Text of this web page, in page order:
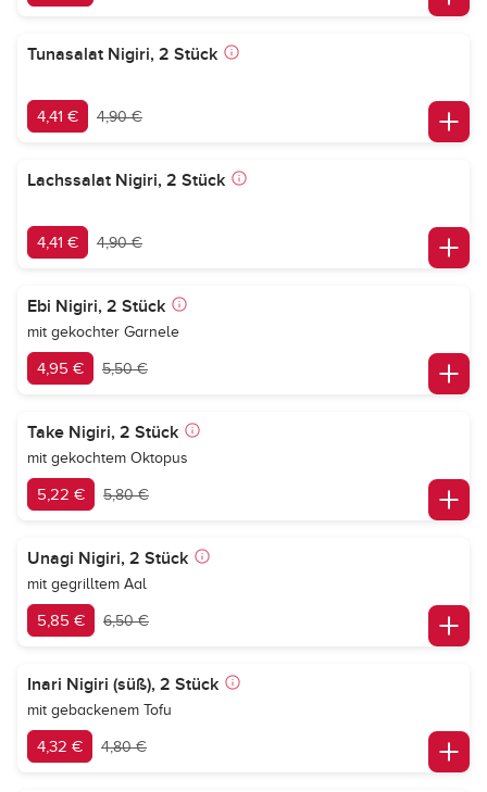
Tunasalat Nigiri, 2 Stück
4,41 € 4,90 €
Lachssalat Nigiri, 2 Stück
4,41 € 4,90 €
Ebi Nigiri, 2 Stück
mit gekochter Garnele
4,95 € 5,50 €
Take Nigiri, 2 Stück
mit gekochtem Oktopus
5,22 € 5,80 €
Unagi Nigiri, 2 Stück
mit gegrilltem Aal
5,85 € 6,50 €
Inari Nigiri (süß), 2 Stück
mit gebackenem Tofu
4,32 € 4,80 €